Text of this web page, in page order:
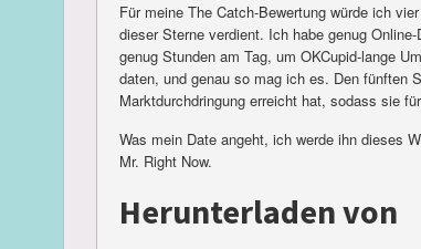
Für meine The Catch-Bewertung würde ich
dieser Sterne verdient. Ich habe genug
genug Stunden am Tag, um OKCupid-lange
daten, und genau so mag ich es. Den fünften
Marktdurchdringung erreicht hat, sodass sie
Was mein Date angeht, ich werde ihn dieses
Mr. Right Now.
Herunterladen von